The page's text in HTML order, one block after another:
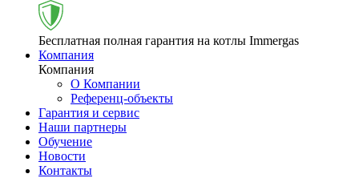
Бесплатная полная гарантия на котлы Immergas
Компания
Компания
О Компании
Референц-объекты
Гарантия и сервис
Наши партнеры
Обучение
Новости
Контакты